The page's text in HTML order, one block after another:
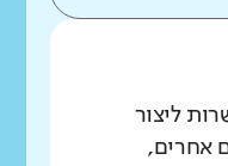
ליצור
אחרים,